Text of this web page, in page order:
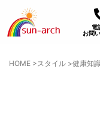
電
お問
HOME > スタイル >健康知識